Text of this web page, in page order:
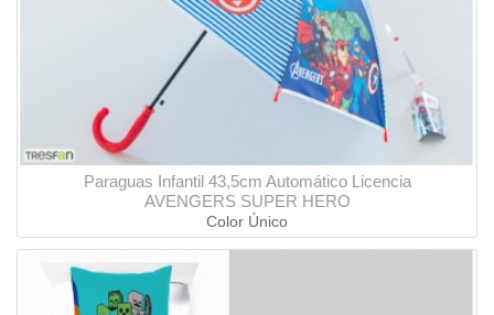
Paraguas Infantil 43,5cm Automático Licencia
AVENGERS SUPER HERO
Color Único